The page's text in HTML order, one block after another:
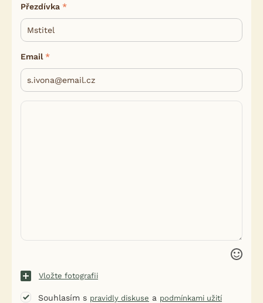
Přezdívka
Email
Vložte fotografii
Souhlasím s pravidly diskuse a podmínkami užití